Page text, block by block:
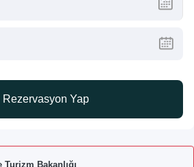
Rezervasyon Yap
Turizm Bakanlığı